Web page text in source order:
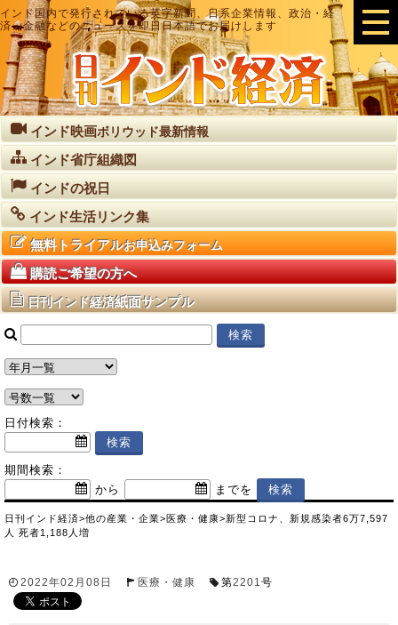
インド国内で発行されている英字新聞、日系企業情報、政治・経
済・金融などのニュースを即日日本語でお届けします
インド映画ボリウッド最新情報
インド省庁組織図
インドの祝日
インド生活リンク集
無料トライアルお申込みフォーム
購読ご希望の方へ
日刊インド経済紙面サンプル
日付検索：
期間検索：
から
までを
日刊インド経済>他の産業・企業>医療・健康>新型コロナ、新規感染者6万7,597
人 死者1,188人増
2022年02月08日 医療・健康 第2201号